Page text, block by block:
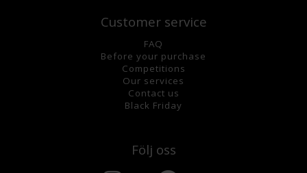
Customer service
FAQ
Before your purchase
Competitions
Our services
Contact us
Black Friday
Följ oss